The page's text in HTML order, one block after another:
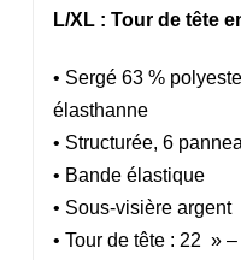
L/XL : Tour de tête
• Sergé 63 %
élasthanne
• Structurée, 6
• Bande élastique
• Sous-visière argent
• Tour de tête : 22 »